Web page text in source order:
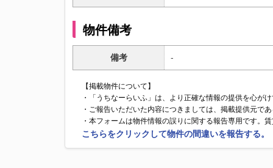
物件備考
備考 -
【掲載物件について】
・「うちなーらいふ」は、より正確な情報の提供を心が
・ご報告いただいた内容につきましては、掲載提供元で
・本フォームは物件情報の誤りに関する報告専用です。
こちらをクリックして物件の間違いを報告する。